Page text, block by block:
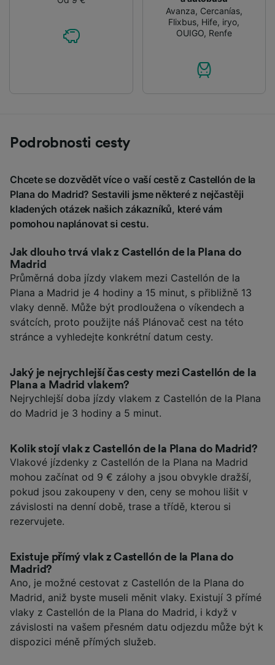
Avanza, Cercanías,
Flixbus, Hife, iryo,
OUIGO, Renfe
Podrobnosti cesty
Chcete se dozvědět více o vaší cestě z Castellón de la
Plana do Madrid? Sestavili jsme některé z nejčastěji
kladených otázek našich zákazníků, které vám
pomohou naplánovat si cestu.
Jak dlouho trvá vlak z Castellón de la Plana do
Madrid
Průměrná doba jízdy vlakem mezi Castellón de la
Plana a Madrid je 4 hodiny a 15 minut, s přibližně 13
vlaky denně. Může být prodloužena o víkendech a
svátcích, proto použijte náš Plánovač cest na této
stránce a vyhledejte konkrétní datum cesty.
Jaký je nejrychlejší čas cesty mezi Castellón de la
Plana a Madrid vlakem?
Nejrychlejší doba jízdy vlakem z Castellón de la Plana
do Madrid je 3 hodiny a 5 minut.
Kolik stojí vlak z Castellón de la Plana do Madrid?
Vlakové jízdenky z Castellón de la Plana na Madrid
mohou začínat od 9 € zálohy a jsou obvykle dražší,
pokud jsou zakoupeny v den, ceny se mohou lišit v
závislosti na denní době, trase a třídě, kterou si
rezervujete.
Existuje přímý vlak z Castellón de la Plana do
Madrid?
Ano, je možné cestovat z Castellón de la Plana do
Madrid, aniž byste museli měnit vlaky. Existují 3 přímé
vlaky z Castellón de la Plana do Madrid, i když v
závislosti na vašem přesném datu odjezdu může být k
dispozici méně přímých služeb.